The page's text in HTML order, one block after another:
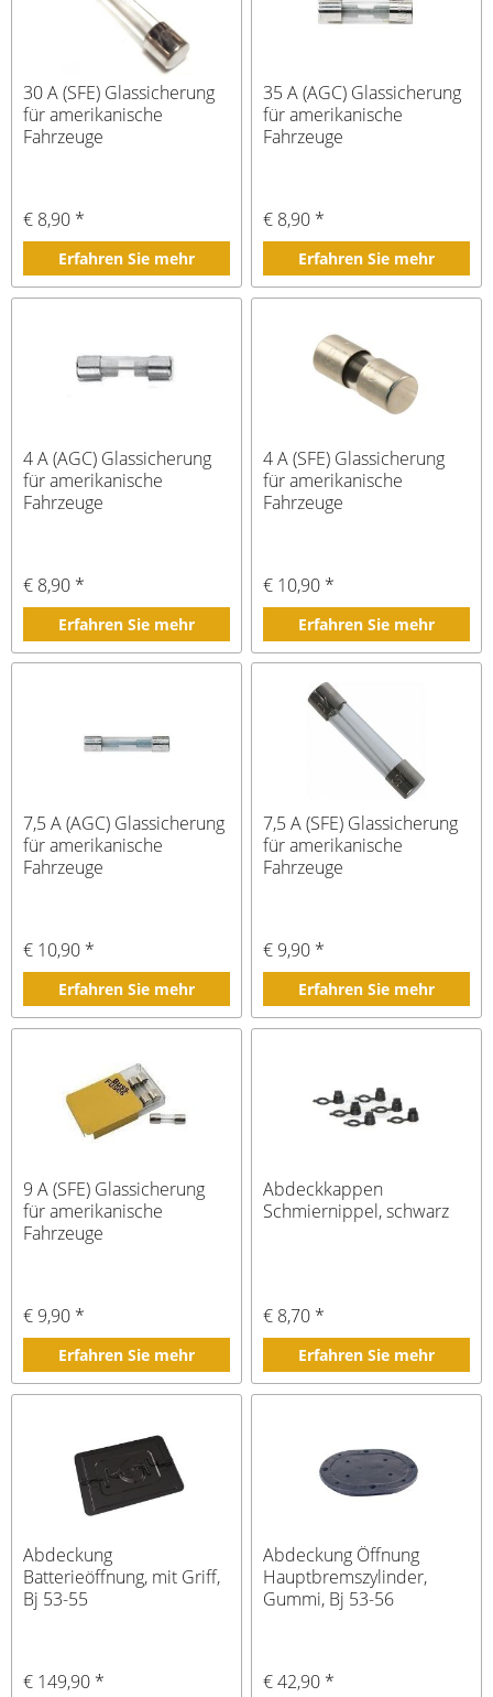
30 A (SFE) Glassicherung
für amerikanische
Fahrzeuge
€ 8,90 *
Erfahren Sie mehr
35 A (AGC) Glassicherung
für amerikanische
Fahrzeuge
€ 8,90 *
Erfahren Sie mehr
4 A (AGC) Glassicherung
für amerikanische
Fahrzeuge
€ 8,90 *
Erfahren Sie mehr
4 A (SFE) Glassicherung
für amerikanische
Fahrzeuge
€ 10,90 *
Erfahren Sie mehr
7,5 A (AGC) Glassicherung
für amerikanische
Fahrzeuge
€ 10,90 *
Erfahren Sie mehr
7,5 A (SFE) Glassicherung
für amerikanische
Fahrzeuge
€ 9,90 *
Erfahren Sie mehr
9 A (SFE) Glassicherung
für amerikanische
Fahrzeuge
€ 9,90 *
Erfahren Sie mehr
Abdeckkappen
Schmiernippel, schwarz
€ 8,70 *
Erfahren Sie mehr
Abdeckung
Batterieöffnung, mit Griff,
Bj 53-55
€ 149,90 *
Abdeckung Öffnung
Hauptbremszylinder,
Gummi, Bj 53-56
€ 42,90 *